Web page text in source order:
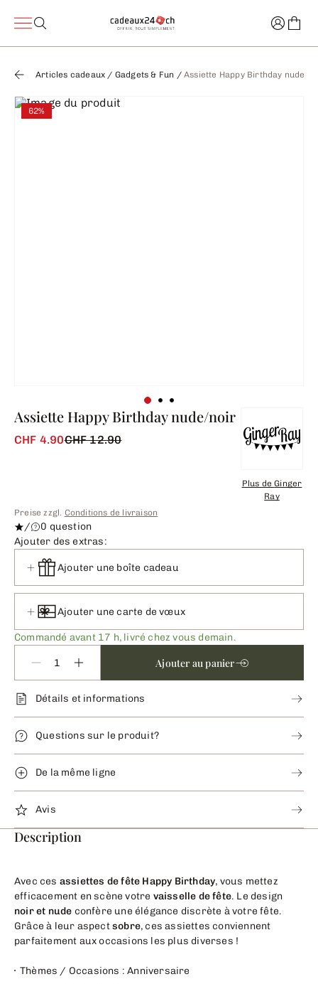
Articles cadeaux / Gadgets & Fun /Assiette Happy Birthday nude/
62%
Assiette Happy Birthday nude/noir
CHF 4.90CHF 12.90
Plus de Ginger
Ray
Preise zzgl. Conditions de livraison
/
0 question
Ajouter des extras:
Ajouter une boîte cadeau
Ajouter une carte de vœux
Commandé avant 17 h, livré chez vous demain.
Ajouter au panier
Détails et informations
Questions sur le produit?
De la même ligne
Avis
Description
Avec ces assiettes de fête Happy Birthday, vous mettez
efficacement en scène votre vaisselle de fête. Le design
noir et nude confère une élégance discrète à votre fête.
Grâce à leur aspectsobre, ces assiettes conviennent
parfaitement aux occasions les plus diverses !
Thèmes / Occasions : Anniversaire